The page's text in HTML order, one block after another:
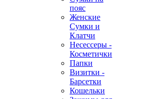
пояс
Женские
Сумки и
Клатчи
Несессеры -
Косметички
Папки
Визитки -
Барсетки
Кошельки